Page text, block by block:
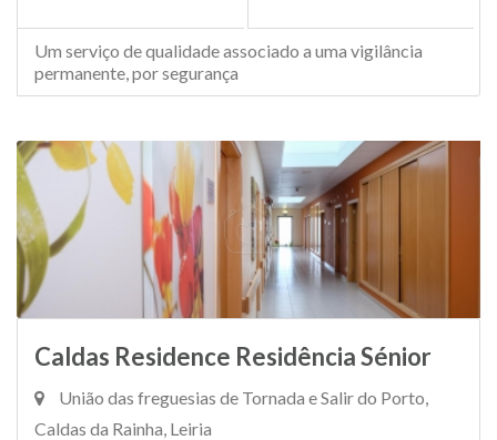
Um serviço de qualidade associado a uma vigilância
permanente, por segurança
Caldas Residence Residência Sénior
União das freguesias de Tornada e Salir do Porto,
Caldas da Rainha, Leiria